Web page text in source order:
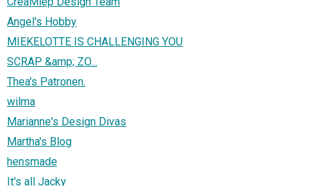
Angel's Hobby
MIEKELOTTE IS CHALLENGING YOU
SCRAP &amp; ZO...
Thea's Patronen.
wilma
Marianne's Design Divas
Martha's Blog
hensmade
It's all Jacky